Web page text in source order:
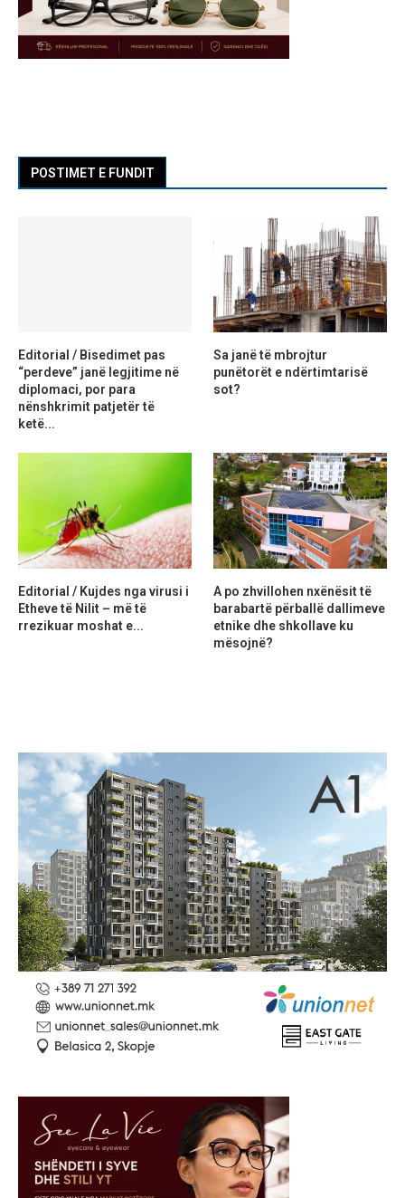
POSTIMET E FUNDIT
Editorial / Bisedimet pas
“perdeve” janë legjitime në
diplomaci, por para
nënshkrimit patjetër të
ketë...
Sa janë të mbrojtur
punëtorët e ndërtimtarisë
sot?
Editorial / Kujdes nga virusi i
Etheve të Nilit – më të
rrezikuar moshat e...
A po zhvillohen nxënësit të
barabartë përballë dallimeve
etnike dhe shkollave ku
mësojnë?